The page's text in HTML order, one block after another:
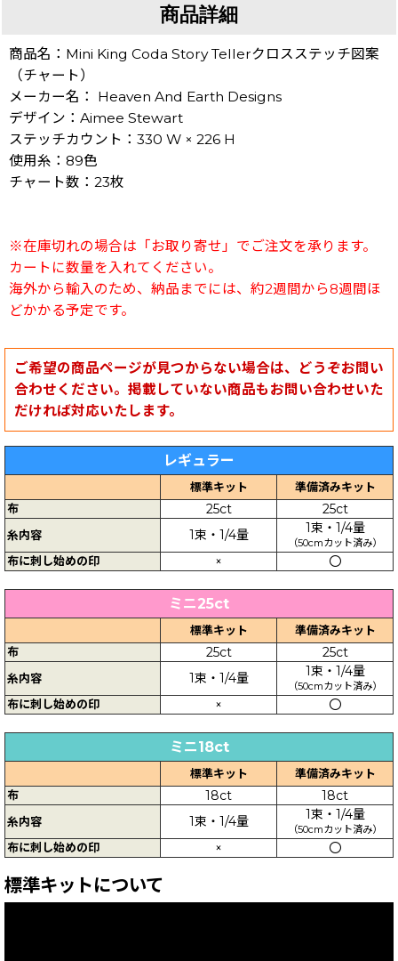
商品詳細
商品名：Mini King Coda Story Tellerクロスステッチ図案
（チャート）
メーカー名： Heaven And Earth Designs
デザイン：Aimee Stewart
ステッチカウント：330 W × 226 H
使用糸：89色
チャート数：23枚
※在庫切れの場合は「お取り寄せ」でご注文を承ります。
カートに数量を入れてください。
海外から輸入のため、納品までには、約2週間から8週間ほ
どかかる予定です。
ご希望の商品ページが見つからない場合は、どうぞお問い
合わせください。掲載していない商品もお問い合わせいた
だければ対応いたします。
レギュラー
標準キット
準備済みキット
布
25ct 25ct
糸内容 1束・1/4量 1束・1/4量
（50cmカット済み）
布に刺し始めの印 × 〇
ミニ25ct
標準キット
準備済みキット
布
25ct 25ct
糸内容 1束・1/4量 1束・1/4量
（50cmカット済み）
布に刺し始めの印 × 〇
ミニ18ct
標準キット
準備済みキット
布
18ct 18ct
糸内容 1束・1/4量 1束・1/4量
（50cmカット済み）
布に刺し始めの印 × 〇
標準キットについて